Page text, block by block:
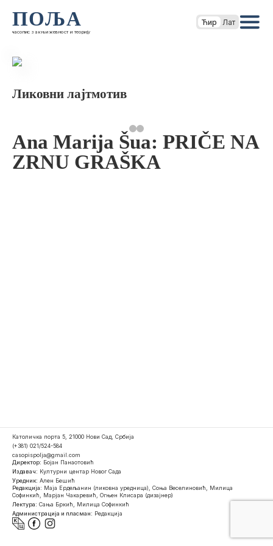
ПОЉА
часопис за књижевност и теорију
Ћир Лат
Ликовни лајтмотив
Ana Marija Šua: PRIČE NA
ZRNU GRAŠKA
Католичка порта 5, 21000 Нови Сад, Србија
(+381) 021/524-584
casopispolja@gmail.com
Директор: Бојан Панаотовић
Издавач: Културни центар Новог Сада
Уредник: Ален Бешић
Редакција: Маја Ердељанин (ликовна уредница), Соња Веселиновић, Милица
Софинкић, Марјан Чакаревић, Огњен Клисара (дизајнер)
Лектура: Сања Бркић, Милица Софинкић
Администрација и пласман: Редакција